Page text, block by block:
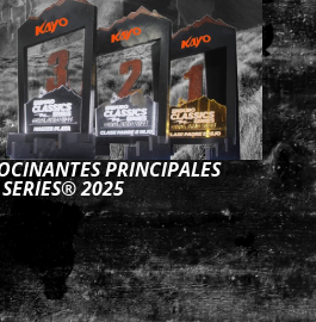
PRINCIPALES
2025